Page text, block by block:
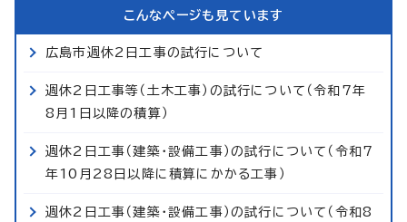
こんなページも見ています
広島市週休2日工事の試行について
週休2日工事等（土木工事）の試行について（令和7年
8月1日以降の積算）
週休2日工事（建築・設備工事）の試行について（令和7
年10月28日以降に積算にかかる工事）
週休2日工事（建築・設備工事）の試行について（令和8